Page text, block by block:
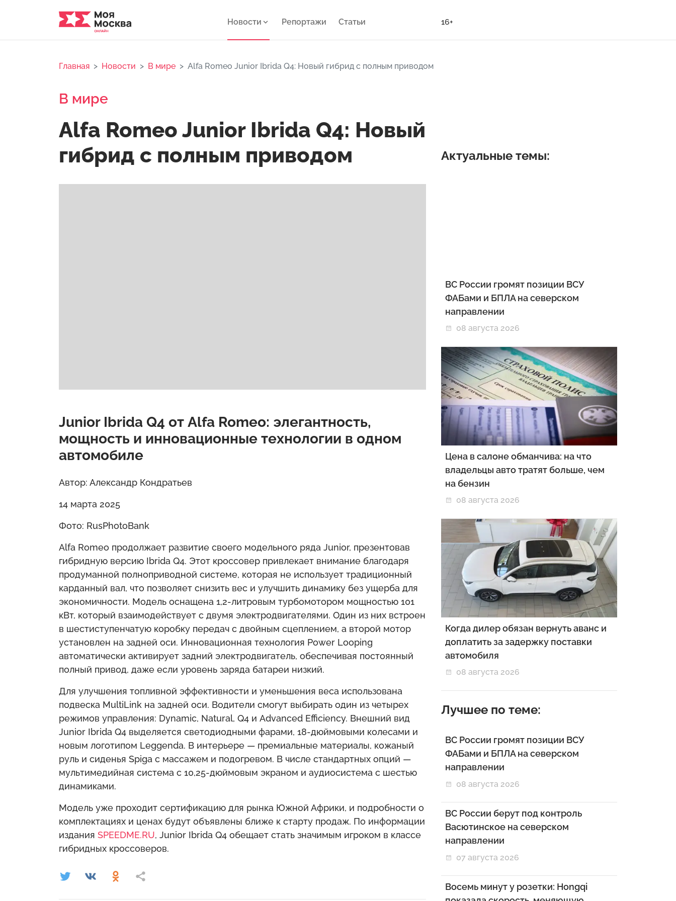
Новости Репортажи Статьи 16+
Главная Новости В мире Alfa Romeo Junior Ibrida Q4: Новый гибрид с полным приводом
В мире
Alfa Romeo Junior Ibrida Q4: Новый
гибрид с полным приводом
Junior Ibrida Q4 от Alfa Romeo: элегантность,
мощность и инновационные технологии в одном
автомобиле
Автор: Александр Кондратьев
14 марта 2025
Фото: RusPhotoBank
Alfa Romeo продолжает развитие своего модельного ряда Junior, презентовав
гибридную версию Ibrida Q4. Этот кроссовер привлекает внимание благодаря
продуманной полноприводной системе, которая не использует традиционный
карданный вал, что позволяет снизить вес и улучшить динамику без ущерба для
экономичности. Модель оснащена 1,2-литровым турбомотором мощностью 101
кВт, который взаимодействует с двумя электродвигателями. Один из них встроен
в шестиступенчатую коробку передач с двойным сцеплением, а второй мотор
установлен на задней оси. Инновационная технология Power Looping
автоматически активирует задний электродвигатель, обеспечивая постоянный
полный привод, даже если уровень заряда батареи низкий.
Для улучшения топливной эффективности и уменьшения веса использована
подвеска MultiLink на задней оси. Водители смогут выбирать один из четырех
режимов управления: Dynamic, Natural, Q4 и Advanced Efficiency. Внешний вид
Junior Ibrida Q4 выделяется светодиодными фарами, 18-дюймовыми колесами и
новым логотипом Leggenda. В интерьере — премиальные материалы, кожаный
руль и сиденья Spiga с массажем и подогревом. В числе стандартных опций —
мультимедийная система с 10,25-дюймовым экраном и аудиосистема с шестью
динамиками.
Модель уже проходит сертификацию для рынка Южной Африки, и подробности о
комплектациях и ценах будут объявлены ближе к старту продаж. По информации
издания SPEEDME.RU, Junior Ibrida Q4 обещает стать значимым игроком в классе
гибридных кроссоверов.
Актуальные темы:
ВС России громят позиции ВСУ
ФАБами и БПЛА на северском
направлении
08 августа 2026
Цена в салоне обманчива: на что
владельцы авто тратят больше, чем
на бензин
08 августа 2026
Когда дилер обязан вернуть аванс и
доплатить за задержку поставки
автомобиля
08 августа 2026
Лучшее по теме:
ВС России громят позиции ВСУ
ФАБами и БПЛА на северском
направлении
08 августа 2026
ВС России берут под контроль
Васютинское на северском
направлении
07 августа 2026
Восемь минут у розетки: Hongqi